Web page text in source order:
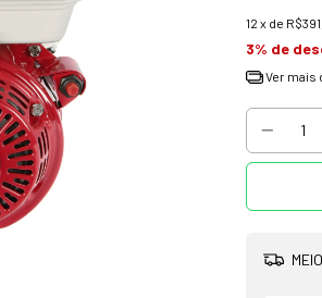
12 x de
3% de
Ver mais